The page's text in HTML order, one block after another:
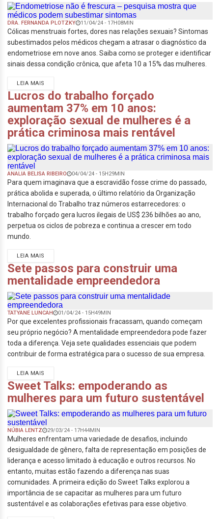
DRA. FERNANDA PLOTZKY 11/04/24 - 17H08MIN
Cólicas menstruais fortes, dores nas relações sexuais? Sintomas
subestimados pelos médicos chegam a atrasar o diagnóstico da
endometriose em nove anos. Saiba como se proteger e identificar
sinais dessa condição crônica, que afeta 10 a 15% das mulheres.
LEIA MAIS
Lucros do trabalho forçado
aumentam 37% em 10 anos:
exploração sexual de mulheres é a
prática criminosa mais rentável
ANALIA BELISA RIBEIRO 04/04/24 - 15H29MIN
Para quem imaginava que a escravidão fosse crime do passado,
prática abolida e superada, o último relatório da Organização
Internacional do Trabalho traz números estarrecedores: o
trabalho forçado gera lucros ilegais de US$ 236 bilhões ao ano,
perpetua os ciclos de pobreza e continua a crescer em todo
mundo.
LEIA MAIS
Sete passos para construir uma
mentalidade empreendedora
TATYANE LUNCAH 01/04/24 - 15H49MIN
Por que excelentes profissionais fracassam, quando começam
seu próprio negócio? A mentalidade empreendedora pode fazer
toda a diferença. Veja sete qualidades essenciais que podem
contribuir de forma estratégica para o sucesso de sua empresa.
LEIA MAIS
Sweet Talks: empoderando as
mulheres para um futuro sustentável
NÚBIA LENTZ 29/03/24 - 17H44MIN
Mulheres enfrentam uma variedade de desafios, incluindo
desigualdade de gênero, falta de representação em posições de
liderança e acesso limitado à educação e outros recursos. No
entanto, muitas estão fazendo a diferença nas suas
comunidades. A primeira edição do Sweet Talks explorou a
importância de se capacitar as mulheres para um futuro
sustentável e as colaborações efetivas para esse objetivo.